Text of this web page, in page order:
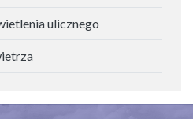
ulicznego